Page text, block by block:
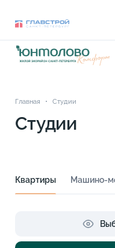
Главная • Студии
Студии
Квартиры Машино-